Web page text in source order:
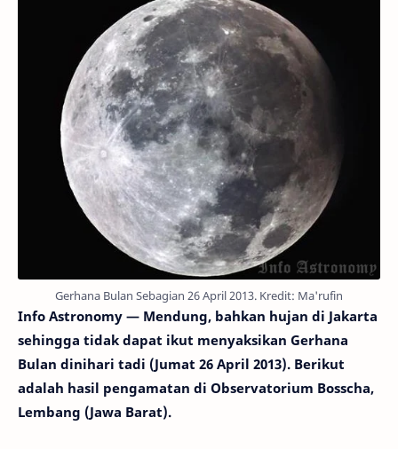
Gerhana Bulan Sebagian 26 April 2013. Kredit: Ma'rufin
Info Astronomy — Mendung, bahkan hujan di Jakarta
sehingga tidak dapat ikut menyaksikan Gerhana
Bulan dinihari tadi (Jumat 26 April 2013). Berikut
adalah hasil pengamatan di Observatorium Bosscha,
Lembang (Jawa Barat).